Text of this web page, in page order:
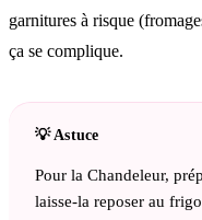
garnitures à risque
ça se complique.
Pour la Chandeleur,
laisse-la reposer au